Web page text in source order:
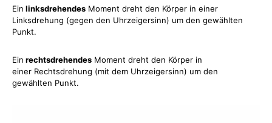
Ein linksdrehendes Moment dreht den Körper in einer
Linksdrehung (gegen den Uhrzeigersinn) um den gewählten
Punkt.
Ein rechtsdrehendes Moment dreht den Körper in
einer Rechtsdrehung (mit dem Uhrzeigersinn) um den
gewählten Punkt.